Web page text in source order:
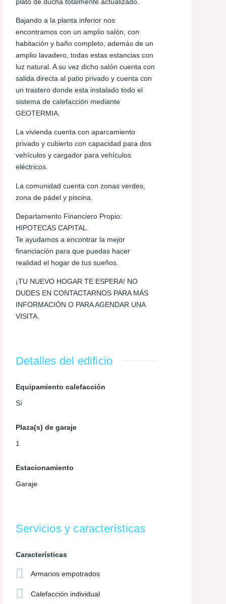
Bajando a la planta inferior nos
encontramos con un amplio salón, con
habitación y baño completo, además de un
amplio lavadero, todas estas estancias con
luz natural. A su vez dicho salón cuenta con
salida directa al patio privado y cuenta con
un trastero donde esta instalado todo el
sistema de calefacción mediante
GEOTERMIA.
La vivienda cuenta con aparcamiento
privado y cubierto con capacidad para dos
vehículos y cargador para vehículos
eléctricos.
La comunidad cuenta con zonas verdes,
zona de pádel y piscina.
Departamento Financiero Propio:
HIPOTECAS CAPITAL.
Te ayudamos a encontrar la mejor
financiación para que puedas hacer
realidad el hogar de tus sueños.
¡TU NUEVO HOGAR TE ESPERA! NO
DUDES EN CONTACTARNOS PARA MÁS
INFORMACIÓN O PARA AGENDAR UNA
VISITA.
Detalles del edificio
Equipamiento calefacción
Sí
Plaza(s) de garaje
1
Estacionamiento
Garaje
Servicios y características
Características
Armarios empotrados
Calefacción individual